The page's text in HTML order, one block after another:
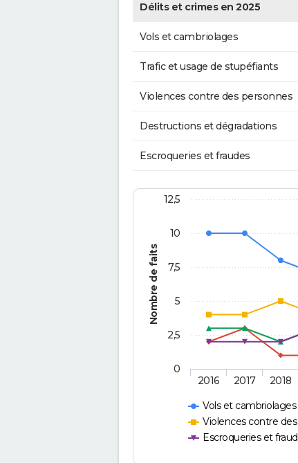
Délits et crimes en 2025
Vols et cambriolages
Trafic et usage de stupéfiants
Violences contre des personnes
Destructions et dégradations
Escroqueries et fraudes
Nombre de faits
Vols et cambriolages
Violences contre
Escroqueries et
2016 2017 2018
0
2,5
5
7,5
10
12,5